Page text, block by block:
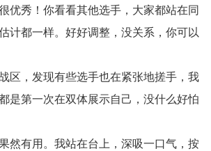
优秀！你看看其他选手，大家都站在同
计都一样。好好调整，没关系，你可以
区，发现有些选手也在紧张地搓手，我
是第一次在双体展示自己，没什么好怕
然有用。我站在台上，深吸一口气，按